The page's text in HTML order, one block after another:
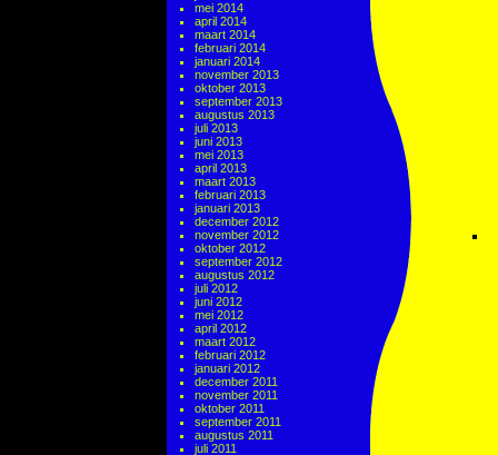
mei 2014
april 2014
maart 2014
februari 2014
januari 2014
november 2013
oktober 2013
september 2013
augustus 2013
juli 2013
juni 2013
mei 2013
april 2013
maart 2013
februari 2013
januari 2013
december 2012
november 2012
oktober 2012
september 2012
augustus 2012
juli 2012
juni 2012
mei 2012
april 2012
maart 2012
februari 2012
januari 2012
december 2011
november 2011
oktober 2011
september 2011
augustus 2011
juli 2011